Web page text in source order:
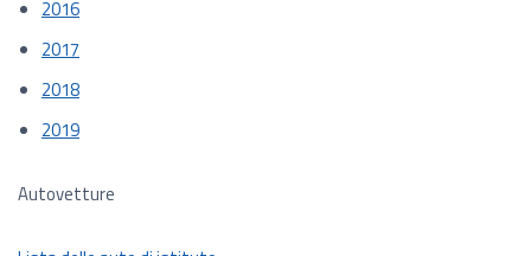
2016
2017
2018
2019
Autovetture